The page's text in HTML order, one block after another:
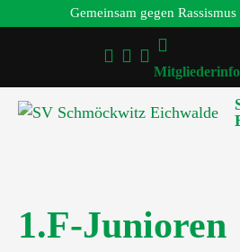
Gemeinsam gegen
1.F-Junioren